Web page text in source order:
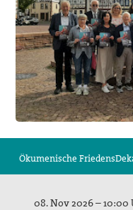
Publikationen
Facebook
Kontakt
Impressum
Suche
Ökumenische
08. Nov 2026 – 10:00